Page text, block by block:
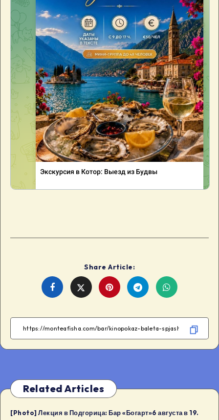
Share Article:
Share
Facebook
Share
Twitter
Share
Telegram
Share
WhatsApp
Related Articles
[Photo] Лекция в Подгорица: Бар «Богарт»6 августа в 19.